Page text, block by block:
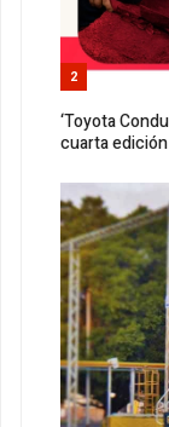
2
‘Toyota
cuarta edición